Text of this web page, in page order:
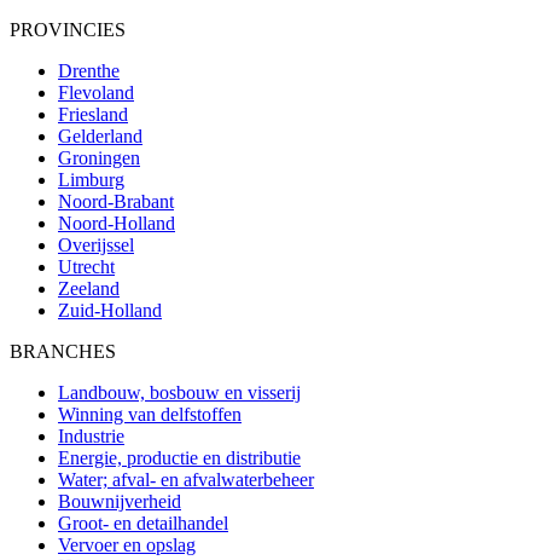
PROVINCIES
Drenthe
Flevoland
Friesland
Gelderland
Groningen
Limburg
Noord-Brabant
Noord-Holland
Overijssel
Utrecht
Zeeland
Zuid-Holland
BRANCHES
Landbouw, bosbouw en visserij
Winning van delfstoffen
Industrie
Energie, productie en distributie
Water; afval- en afvalwaterbeheer
Bouwnijverheid
Groot- en detailhandel
Vervoer en opslag